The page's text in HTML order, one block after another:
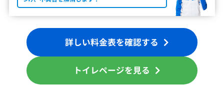
詳しい料金表を確認する
トイレページを見る